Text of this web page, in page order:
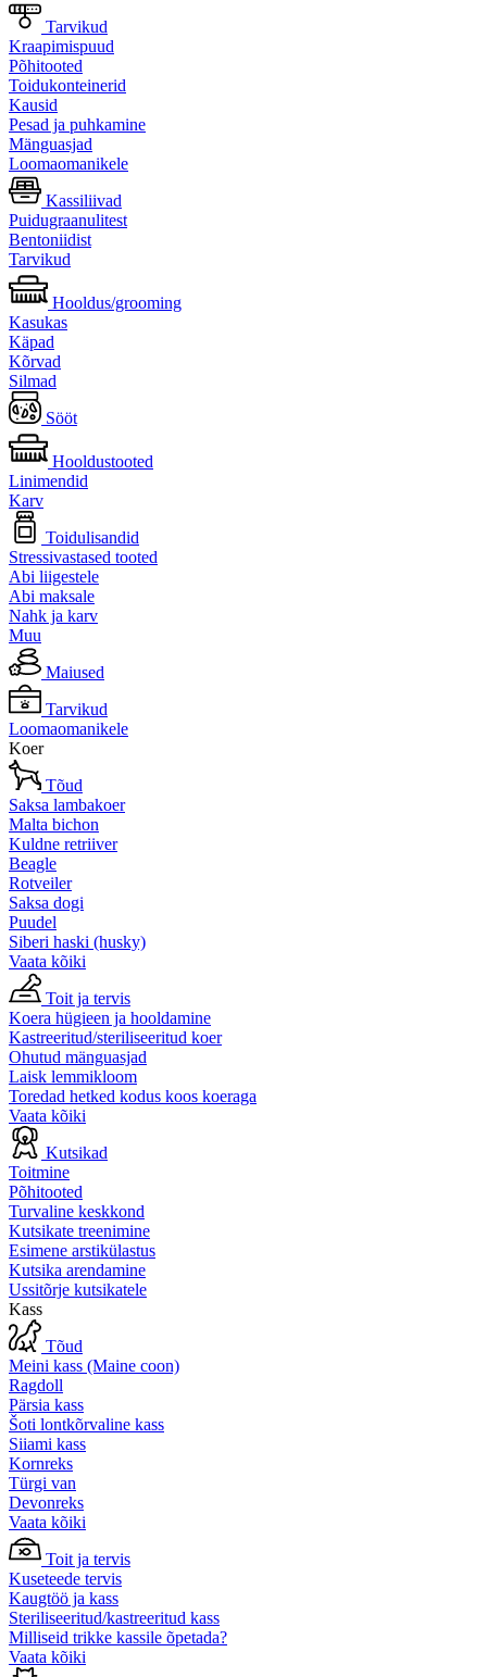
Tarvikud
Kraapimispuud
Põhitooted
Toidukonteinerid
Kausid
Pesad ja puhkamine
Mänguasjad
Loomaomanikele
Kassiliivad
Puidugraanulitest
Bentoniidist
Tarvikud
Hooldus/grooming
Kasukas
Käpad
Kõrvad
Silmad
Sööt
Hooldustooted
Linimendid
Karv
Toidulisandid
Stressivastased tooted
Abi liigestele
Abi maksale
Nahk ja karv
Muu
Maiused
Tarvikud
Loomaomanikele
Koer
Tõud
Saksa lambakoer
Malta bichon
Kuldne retriiver
Beagle
Rotveiler
Saksa dogi
Puudel
Siberi haski (husky)
Vaata kõiki
Toit ja tervis
Koera hügieen ja hooldamine
Kastreeritud/steriliseeritud koer
Ohutud mänguasjad
Laisk lemmikloom
Toredad hetked kodus koos koeraga
Vaata kõiki
Kutsikad
Toitmine
Põhitooted
Turvaline keskkond
Kutsikate treenimine
Esimene arstikülastus
Kutsika arendamine
Ussitõrje kutsikatele
Kass
Tõud
Meini kass (Maine coon)
Ragdoll
Pärsia kass
Šoti lontkõrvaline kass
Siiami kass
Kornreks
Türgi van
Devonreks
Vaata kõiki
Toit ja tervis
Kuseteede tervis
Kaugtöö ja kass
Steriliseeritud/kastreeritud kass
Milliseid trikke kassile õpetada?
Vaata kõiki